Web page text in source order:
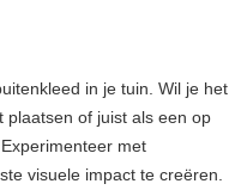
in je tuin. Wil je het
plaatsen of juist als een op
met
visuele impact te creëren.